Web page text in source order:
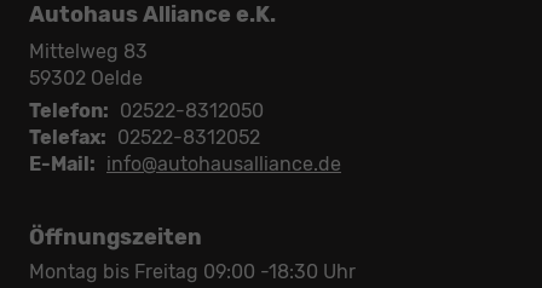
Autohaus Alliance e.K.
Mittelweg 83
59302 Oelde
Telefon: 02522-8312050
Telefax: 02522-8312052
E-Mail: info@autohausalliance.de
Öffnungszeiten
Montag bis Freitag 09:00 -18:30 Uhr